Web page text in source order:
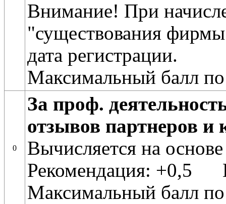
Внимание! При
"существования
дата регистрации.
Максимальный балл
0
За проф.
отзывов партнеров и
Вычисляется на
Рекомендация:
Максимальный балл